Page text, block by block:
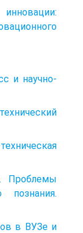
и научно-
Проблемы
познания.
в ВУЗе и